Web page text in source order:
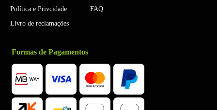
Política e Privcidade
Livro de reclamações
FAQ
Formas de Pagamentos